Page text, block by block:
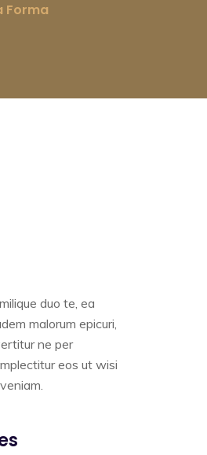
Forma
duo te, ea
malorum epicuri,
ne per
eos ut wisi